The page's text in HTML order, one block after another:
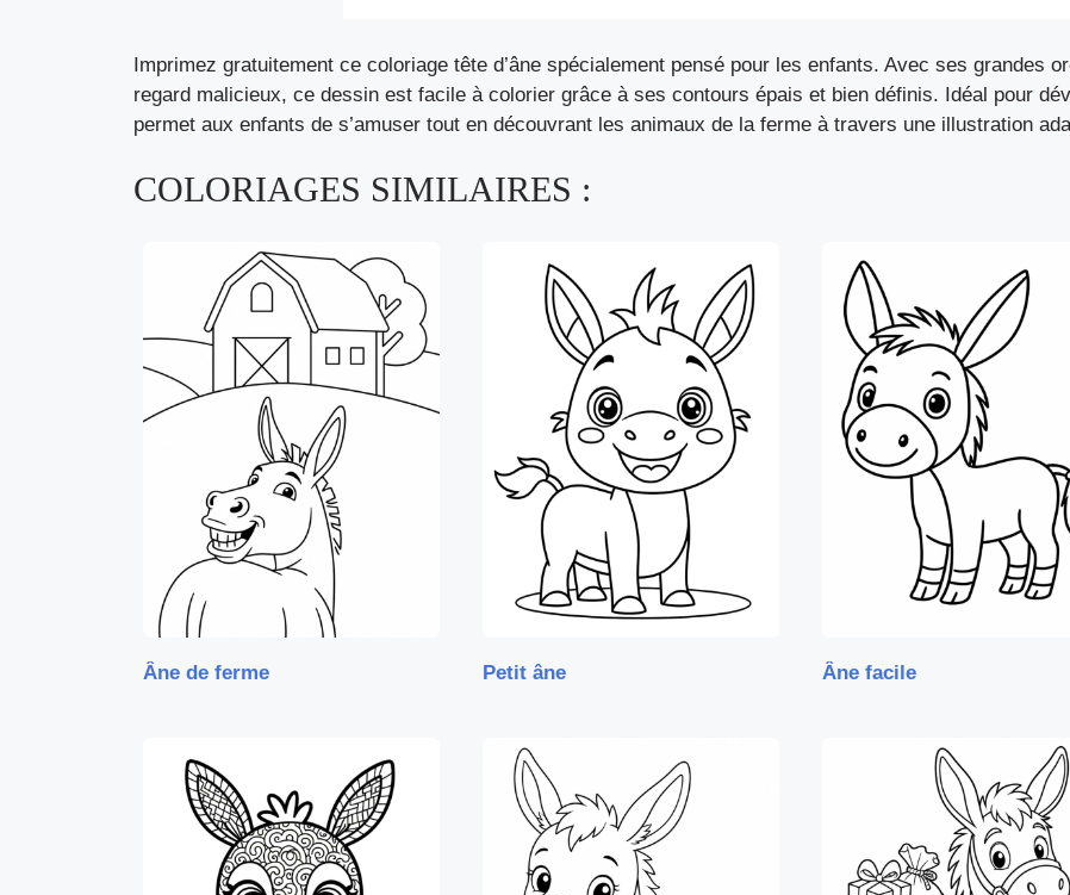
Imprimez gratuitement ce coloriage tête d’âne spécialement pensé pour les enfants. Avec ses grandes
regard malicieux, ce dessin est facile à colorier grâce à ses contours épais et bien définis. Idéal pour
permet aux enfants de s’amuser tout en découvrant les animaux de la ferme à travers une illustration
COLORIAGES SIMILAIRES :
Âne de ferme Petit âne Âne facile